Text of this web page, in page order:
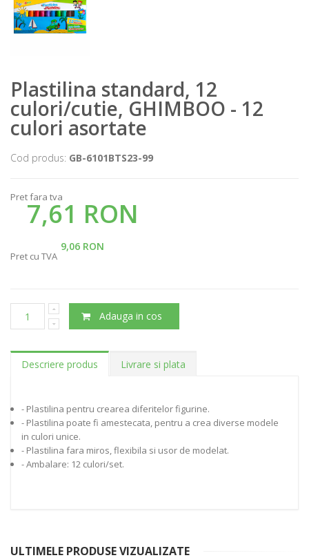
Plastilina standard, 12
culori/cutie, GHIMBOO - 12
culori asortate
Cod produs: GB-6101BTS23-99
Pret fara tva
7,61 RON
9,06 RON
Pret cu TVA
Adauga in cos
Descriere produs Livrare si plata
- Plastilina pentru crearea diferitelor figurine.
- Plastilina poate fi amestecata, pentru a crea diverse modele
in culori unice.
- Plastilina fara miros, flexibila si usor de modelat.
- Ambalare: 12 culori/set.
ULTIMELE PRODUSE VIZUALIZATE